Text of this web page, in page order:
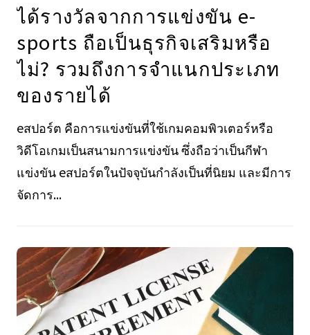
ได้รางวัลจากการแข่งขัน e-
sports ถือเป็นธุรกิจเสริมหรือ
ไม่? รวมถึงการจำแนกประเภท
ของรายได้
eสปอร์ต คือการแข่งขันที่ใช้เกมคอมพิวเตอร์หรือ
วิดีโอเกมเป็นสนามการแข่งขัน ซึ่งถือว่าเป็นกีฬา
แข่งขัน eสปอร์ตในปัจจุบันกำลังเป็นที่นิยม และมีการ
จัดการ...